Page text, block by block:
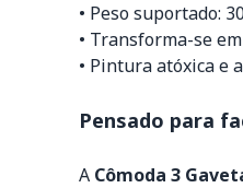
• Peso suportado:
• Transforma-se
• Pintura atóxica e
Pensado para
A Cômoda 3